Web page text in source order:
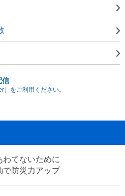
信
をご利用ください。
わてないために
で防災力アップ